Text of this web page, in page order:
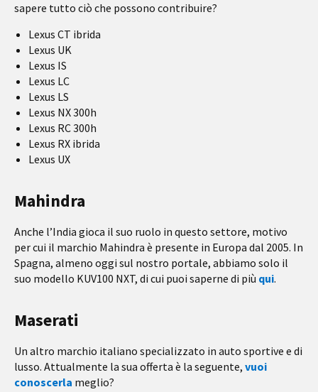
sapere tutto ciò che possono contribuire?
Lexus CT ibrida
Lexus UK
Lexus IS
Lexus LC
Lexus LS
Lexus NX 300h
Lexus RC 300h
Lexus RX ibrida
Lexus UX
Mahindra
Anche l’India gioca il suo ruolo in questo settore, motivo
per cui il marchio Mahindra è presente in Europa dal 2005. In
Spagna, almeno oggi sul nostro portale, abbiamo solo il
suo modello KUV100 NXT, di cui puoi saperne di più qui.
Maserati
Un altro marchio italiano specializzato in auto sportive e di
lusso. Attualmente la sua offerta è la seguente, vuoi
conoscerla meglio?